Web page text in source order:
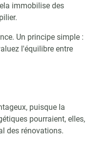
immobilise des
Un principe simple :
l'équilibre entre
puisque la
pourraient, elles,
des rénovations.